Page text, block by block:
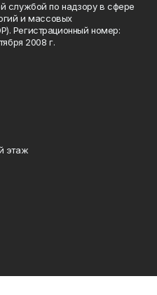
службой по надзору в сфере
и массовых
Регистрационный номер:
2008 г.
этаж